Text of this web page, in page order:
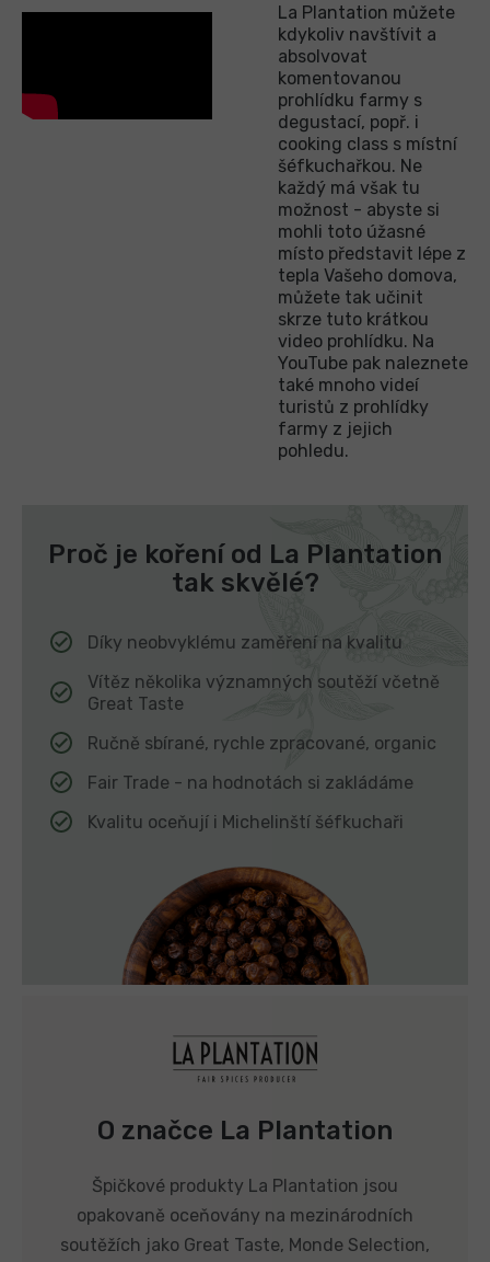
La Plantation můžete
kdykoliv navštívit a
absolvovat
komentovanou
prohlídku farmy s
degustací, popř. i
cooking class s místní
šéfkuchařkou. Ne
každý má však tu
možnost - abyste si
mohli toto úžasné
místo představit lépe z
tepla Vašeho domova,
můžete tak učinit
skrze tuto krátkou
video prohlídku. Na
YouTube pak naleznete
také mnoho videí
turistů z prohlídky
farmy z jejich
pohledu.
Proč je koření od La Plantation
tak skvělé?
Díky neobvyklému zaměření na kvalitu
Vítěz několika významných soutěží včetně
Great Taste
Ručně sbírané, rychle zpracované, organic
Fair Trade - na hodnotách si zakládáme
Kvalitu oceňují i Michelinští šéfkuchaři
O značce La Plantation
Špičkové produkty La Plantation jsou
opakovaně oceňovány na mezinárodních
soutěžích jako Great Taste, Monde Selection,